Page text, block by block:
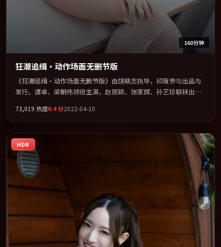
160分钟
狂潮追缉·动作场面无删节版
《狂潮追缉·动作场面无删节版》由饶晓志执导，印度参与出品与
发行。谭卓、梁朝伟领衔主演，赵丽颖、张家辉、孙艺珍联袂出
剧」类型为骨架，在叙事、表演与视听上力求统一。定于 2022-04-
16 在内地院线及主流平台同步亮相，2022 年度话题片中口碑稳健，
适合喜欢强情节与人物弧光的观众完整观看。
73,019 热度6.4分2022-04-10
HDR